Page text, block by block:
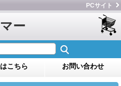
PCサイト
ー
こちら お問い合わせ